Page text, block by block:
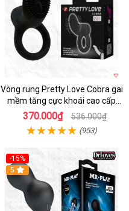
Vòng rung Pretty Love Cobra gai
mềm tăng cực khoái cao cấp
chính hãng
370.000₫ 536.000₫
(953)
-15%
Hot
5